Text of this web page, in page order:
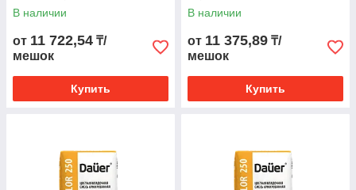
В наличии
от 11 722,54 ₸/
мешок
Купить
В наличии
от 11 375,89 ₸/
мешок
Купить